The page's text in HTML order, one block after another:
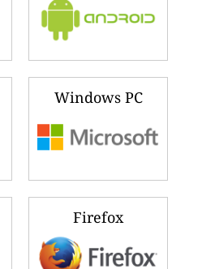
Windows PC
Firefox